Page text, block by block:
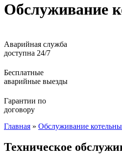
Обслуживание
Аварийная служба
доступна 24/7
Бесплатные
аварийные выезды
Гарантии по
договору
Главная » Обслуживание
Техническое